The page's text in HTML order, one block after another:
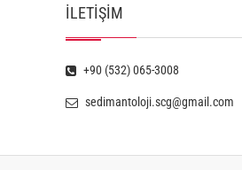
İLETIŞIM
+90 (532) 065-3008
sedimantoloji.scg@gmail.com